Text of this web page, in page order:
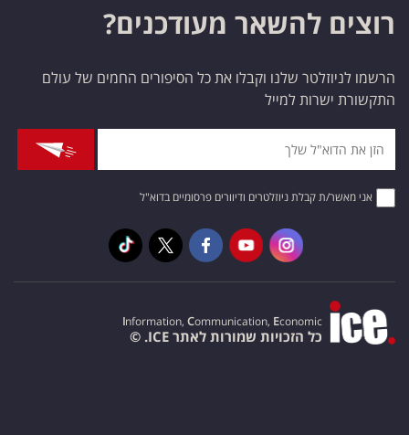
רוצים להשאר מעודכנים?
הרשמו לניוזלטר שלנו וקבלו את כל הסיפורים החמים של עולם
התקשורת ישרות למייל
אני מאשר/ת קבלת ניוזלטרים ודיוורים פרסומיים בדוא"ל
Information, Communication, Economic
כל הזכויות שמורות לאתר ICE. ©